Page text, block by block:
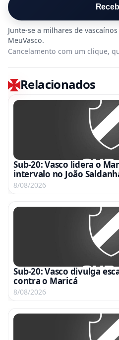
Cancelamento com um clique,
Relacionados
Sub-20: Vasco lidera o
intervalo no João
8/08/2026
Sub-20: Vasco divulga
contra o Maricá
8/08/2026